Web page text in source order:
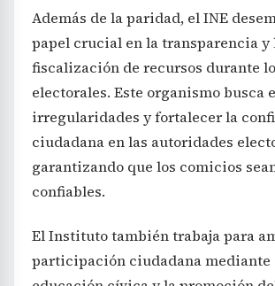
Además de la paridad, el INE
papel crucial en la transparencia y
fiscalización de recursos durante
electorales. Este organismo busca
irregularidades y fortalecer la
ciudadana en las autoridades
garantizando que los comicios
confiables.
El Instituto también trabaja para
participación ciudadana mediante